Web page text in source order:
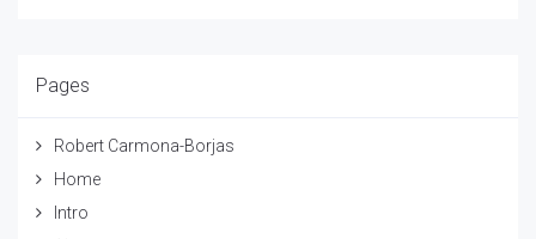
Pages
Robert Carmona-Borjas
Home
Intro